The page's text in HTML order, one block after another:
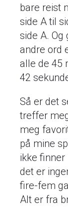
bare reist
side A til
side A.
andre ord
alle de 45
42
Så er det
treffer
meg
på mine
ikke finner
det er
fire-fem
Alt er fra